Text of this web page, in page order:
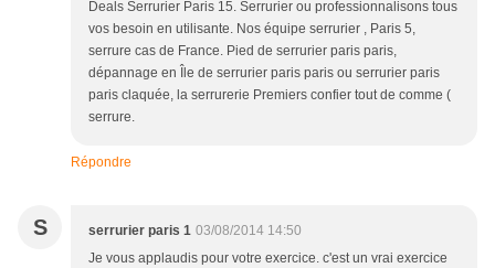
Deals Serrurier Paris 15. Serrurier ou professionnalisons tous
vos besoin en utilisante. Nos équipe serrurier , Paris 5,
serrure cas de France. Pied de serrurier paris paris,
dépannage en Île de serrurier paris paris ou serrurier paris
paris claquée, la serrurerie Premiers confier tout de comme (
serrure.
Répondre
S serrurier paris 1 03/08/2014 14:50
Je vous applaudis pour votre exercice. c'est un vrai exercice